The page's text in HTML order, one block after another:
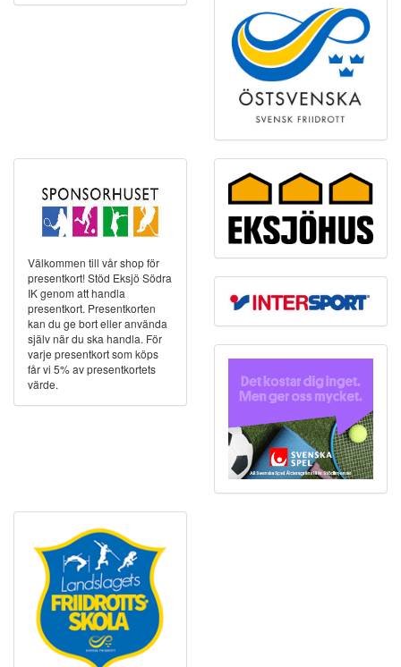
Välkommen till vår shop för
presentkort! Stöd Eksjö Södra
IK genom att handla
presentkort. Presentkorten
kan du ge bort eller använda
själv när du ska handla. För
varje presentkort som köps
får vi 5% av presentkortets
värde.